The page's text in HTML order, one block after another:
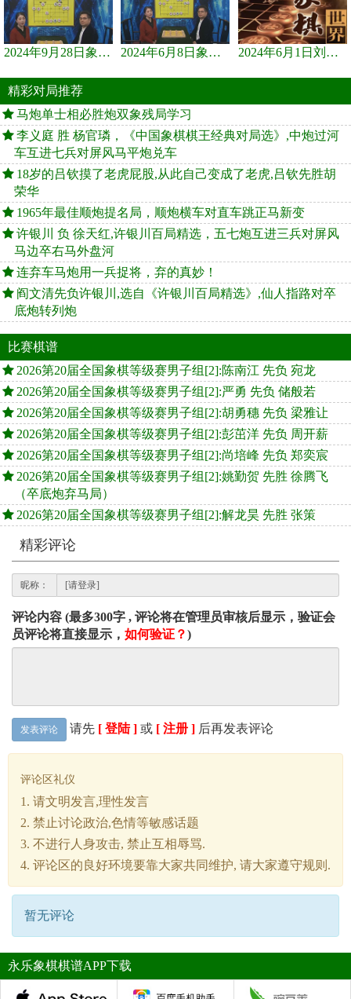
2024年9月28日象棋世界栏目，刘君、蒋川讲解了第九届杨官璘杯象棋... 2024年6月8日象棋世界，刘君、蒋川讲解了第九届杨官璘杯全国象棋... 2024年6月1日刘君、蒋川讲解第三届上海杯象棋大师赛谢靖与李少庚...
精彩对局推荐
马炮单士相必胜炮双象残局学习
李义庭 胜 杨官璘，《中国象棋棋王经典对局选》,中炮过河
车互进七兵对屏风马平炮兑车
18岁的吕钦摸了老虎屁股,从此自己变成了老虎,吕钦先胜胡
荣华
1965年最佳顺炮提名局，顺炮横车对直车跳正马新变
许银川 负 徐天红,许银川百局精选，五七炮互进三兵对屏风
马边卒右马外盘河
连弃车马炮用一兵捉将，弃的真妙！
阎文清先负许银川,选自《许银川百局精选》,仙人指路对卒
底炮转列炮
比赛棋谱
2026第20届全国象棋等级赛男子组[2]:陈南江 先负 宛龙
2026第20届全国象棋等级赛男子组[2]:严勇 先负 储般若
2026第20届全国象棋等级赛男子组[2]:胡勇穗 先负 梁雅让
2026第20届全国象棋等级赛男子组[2]:彭茁洋 先负 周开薪
2026第20届全国象棋等级赛男子组[2]:尚培峰 先负 郑奕宸
2026第20届全国象棋等级赛男子组[2]:姚勤贺 先胜 徐腾飞
（卒底炮弃马局）
2026第20届全国象棋等级赛男子组[2]:解龙昊 先胜 张策
精彩评论
昵称：
评论内容 (最多300字 , 评论将在管理员审核后显示，验证会
员评论将直接显示， 如何验证？)
发表评论 请先 [ 登陆 ] 或 [ 注册 ] 后再发表评论
评论区礼仪
1. 请文明发言,理性发言
2. 禁止讨论政治,色情等敏感话题
3. 不进行人身攻击, 禁止互相辱骂.
4. 评论区的良好环境要靠大家共同维护, 请大家遵守规则.
暂无评论
永乐象棋棋谱APP下载